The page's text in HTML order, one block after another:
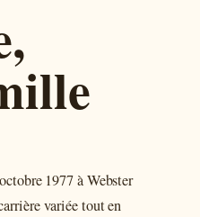
1977 à Webster
variée tout en